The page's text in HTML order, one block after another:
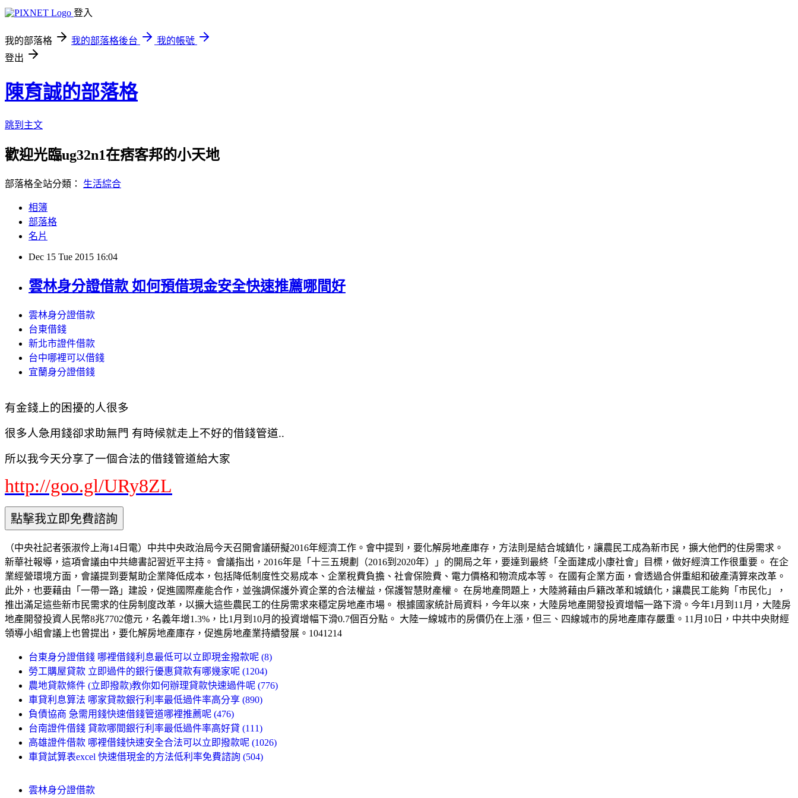
登入
我的部落格 我的部落格後台
我的帳號
登出
陳育誠的部落格
跳到主文
歡迎光臨ug32n1在痞客邦的小天地
部落格全站分類： 生活綜合
相簿
部落格
名片
Dec 15 Tue 2015 16:04
雲林身分證借款 如何預借現金安全快速推薦哪間好
雲林身分證借款
台東借錢
新北市證件借款
台中哪裡可以借錢
宜蘭身分證借錢
有金錢上的困擾的人很多
很多人急用錢卻求助無門 有時候就走上不好的借錢管道..
所以我今天分享了一個合法的借錢管道給大家
http://goo.gl/URy8ZL
（中央社記者張淑伶上海14日電）中共中央政治局今天召開會議研擬2016年經濟工作。會中提到，要化解房地產庫存，方法則是結合城鎮化，讓農民工成為新市民，擴大他們的住房需求。
新華社報導，這項會議由中共總書記習近平主持。 會議指出，2016年是「十三五規劃（2016到2020年）」的開局之年，要達到最終「全面建成小康社會」目標，做好經濟工作很重要。 在企
業經營環境方面，會議提到要幫助企業降低成本，包括降低制度性交易成本、企業稅費負擔、社會保險費、電力價格和物流成本等。 在國有企業方面，會透過合併重組和破產清算來改革。
此外，也要藉由「一帶一路」建設，促進國際產能合作，並強調保護外資企業的合法權益，保護智慧財產權。 在房地產問題上，大陸將藉由戶籍改革和城鎮化，讓農民工能夠「市民化」，
推出滿足這些新市民需求的住房制度改革，以擴大這些農民工的住房需求來穩定房地產市場。 根據國家統計局資料，今年以來，大陸房地產開發投資增幅一路下滑。今年1月到11月，大陸房
地產開發投資人民幣8兆7702億元，名義年增1.3%，比1月到10月的投資增幅下滑0.7個百分點。 大陸一線城市的房價仍在上漲，但三、四線城市的房地產庫存嚴重。11月10日，中共中央財經
領導小組會議上也曾提出，要化解房地產庫存，促進房地產業持續發展。1041214
台東身分證借錢 哪裡借錢利息最低可以立即現金撥款呢 (8)
勞工購屋貸款 立即過件的銀行優惠貸款有哪幾家呢 (1204)
農地貸款條件 (立即撥款)教你如何辦理貸款快速過件呢 (776)
車貸利息算法 哪家貸款銀行利率最低過件率高分享 (890)
負債協商 急需用錢快速借錢管道哪裡推薦呢 (476)
台南證件借錢 貸款哪間銀行利率最低過件率高好貸 (111)
高雄證件借款 哪裡借錢快速安全合法可以立即撥款呢 (1026)
車貸試算表excel 快速借現金的方法低利率免費諮詢 (504)
雲林身分證借款